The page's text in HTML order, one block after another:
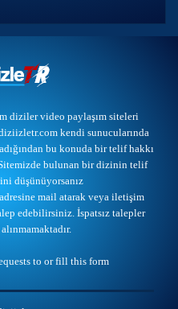
diziler video paylaşım siteleri
kendi sunucularında
bu konuda bir telif hakkı
bulunan bir dizinin telif
düşünüyorsanız
adresine mail atarak veya iletişim
edebilirsiniz. İspatsız talepler
to orfill this form